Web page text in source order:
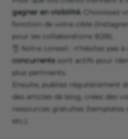
gagner en visibilité.
Choisissez
fonction de votre cible
pour les collaborations B2B).
👌 Notre conseil : n'hésitez pas
concurrents sont actifs pour
plus pertinents.
Ensuite, publiez régulièrement
des articles de blog, créez des
ressources gratuites (templates
etc.).